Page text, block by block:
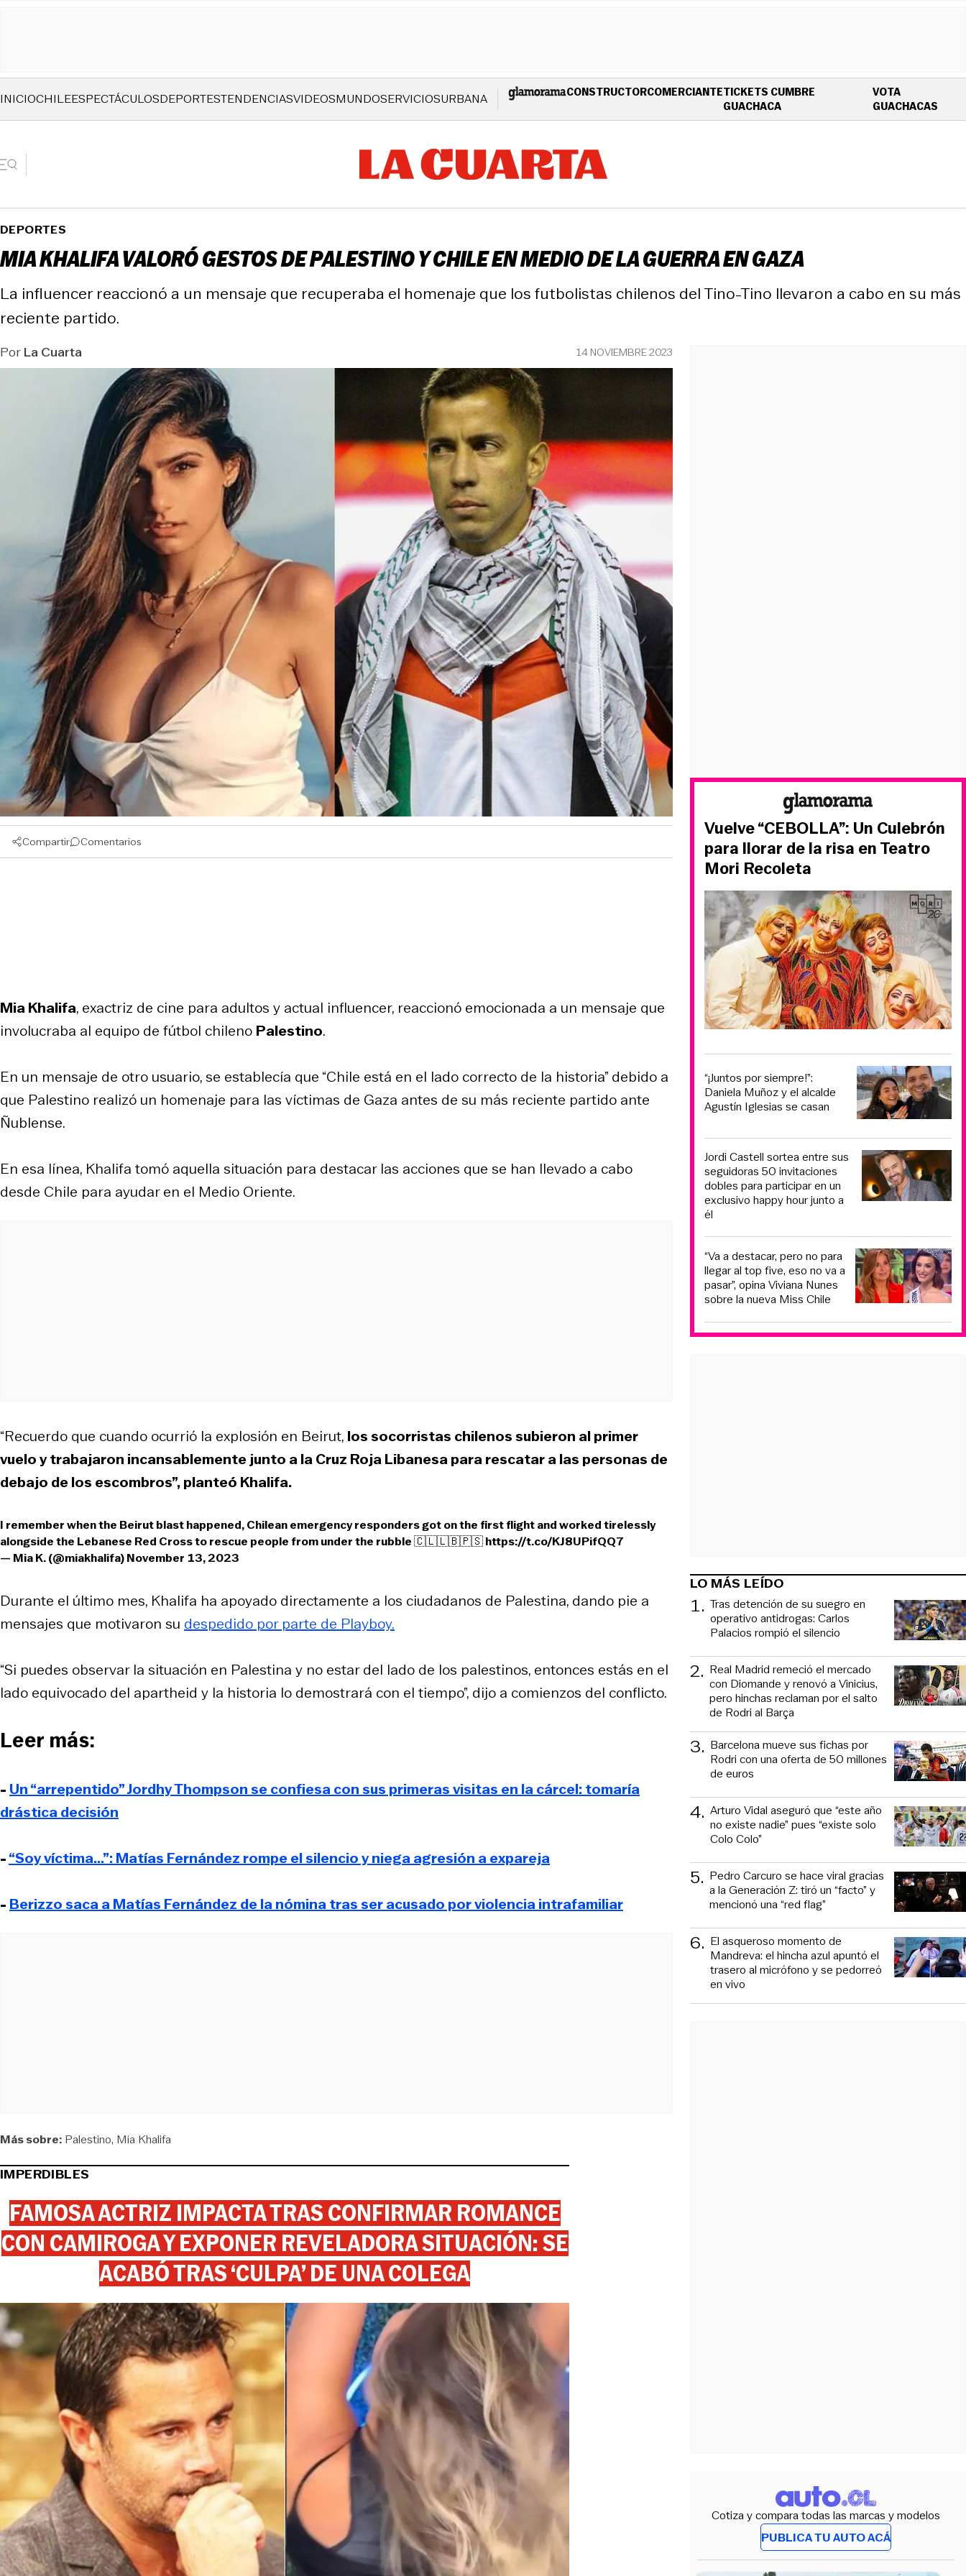
INICIOCHILEESPECTÁCULOSDEPORTESTENDENCIASVIDEOSMUNDOSERVICIOSURBANA CONSTRUCTORCOMERCIANTETICKETS CUMBRE
GUACHACAOPENS IN NEW WINDOW
VOTA
GUACHACAS
DEPORTES
MIA KHALIFA VALORÓ GESTOS DE PALESTINO Y CHILE EN MEDIO DE LA GUERRA EN GAZA
La influencer reaccionó a un mensaje que recuperaba el homenaje que los futbolistas chilenos del Tino-Tino llevaron a cabo en su más
reciente partido.
PorLa Cuarta 14 NOVIEMBRE 2023
Compartir Comentarios
Mia Khalifa, exactriz de cine para adultos y actual influencer, reaccionó emocionada a un mensaje que
involucraba al equipo de fútbol chileno Palestino.
En un mensaje de otro usuario, se establecía que “Chile está en el lado correcto de la historia” debido a
que Palestino realizó un homenaje para las víctimas de Gaza antes de su más reciente partido ante
Ñublense.
En esa línea, Khalifa tomó aquella situación para destacar las acciones que se han llevado a cabo
desde Chile para ayudar en el Medio Oriente.
“Recuerdo que cuando ocurrió la explosión en Beirut, los socorristas chilenos subieron al primer
vuelo y trabajaron incansablemente junto a la Cruz Roja Libanesa para rescatar a las personas de
debajo de los escombros”, planteó Khalifa.
I remember when the Beirut blast happened, Chilean emergency responders got on the first flight and worked tirelessly
alongside the Lebanese Red Cross to rescue people from under the rubble 🇨🇱🇱🇧🇵🇸https://t.co/KJ8UPifQQ7
— Mia K. (@miakhalifa)November 13, 2023
Durante el último mes, Khalifa ha apoyado directamente a los ciudadanos de Palestina, dando pie a
mensajes que motivaron su despedido por parte de Playboy.
“Si puedes observar la situación en Palestina y no estar del lado de los palestinos, entonces estás en el
lado equivocado del apartheid y la historia lo demostrará con el tiempo”, dijo a comienzos del conflicto.
Leer más:
- Un “arrepentido” Jordhy Thompson se confiesa con sus primeras visitas en la cárcel: tomaría
drástica decisión
-“Soy víctima...”: Matías Fernández rompe el silencio y niega agresión a expareja
- Berizzo saca a Matías Fernández de la nómina tras ser acusado por violencia intrafamiliar
Más sobre: Palestino Mia Khalifa
IMPERDIBLES
FAMOSA ACTRIZ IMPACTA TRAS CONFIRMAR ROMANCE
CON CAMIROGA Y EXPONER REVELADORA SITUACIÓN: SE
ACABÓ TRAS ‘CULPA’ DE UNA COLEGA
Vuelve “CEBOLLA”: Un Culebrón
para llorar de la risa en Teatro
Mori Recoleta
“¡Juntos por siempre!”:
Daniela Muñoz y el alcalde
Agustín Iglesias se casan
Jordi Castell sortea entre sus
seguidoras 50 invitaciones
dobles para participar en un
exclusivo happy hour junto a
él
“Va a destacar, pero no para
llegar al top five, eso no va a
pasar”, opina Viviana Nunes
sobre la nueva Miss Chile
LO MÁS LEÍDO
1. Tras detención de su suegro en
operativo antidrogas: Carlos
Palacios rompió el silencio
2. Real Madrid remeció el mercado
con Diomande y renovó a Vinicius,
pero hinchas reclaman por el salto
de Rodri al Barça
3. Barcelona mueve sus fichas por
Rodri con una oferta de 50 millones
de euros
4. Arturo Vidal aseguró que “este año
no existe nadie” pues “existe solo
Colo Colo”
5. Pedro Carcuro se hace viral gracias
a la Generación Z: tiró un “facto” y
mencionó una “red flag”
6. El asqueroso momento de
Mandreva: el hincha azul apuntó el
trasero al micrófono y se pedorreó
en vivo
Cotiza y compara todas las marcas y modelos
PUBLICA TU AUTO ACÁ